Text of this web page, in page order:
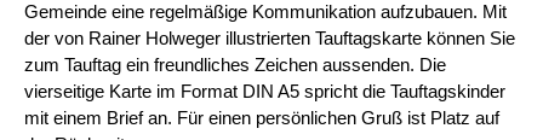
Gemeinde eine regelmäßige Kommunikation aufzubauen. Mit
der von Rainer Holweger illustrierten Tauftagskarte können Sie
zum Tauftag ein freundliches Zeichen aussenden. Die
vierseitige Karte im Format DIN A5 spricht die Tauftagskinder
mit einem Brief an. Für einen persönlichen Gruß ist Platz auf